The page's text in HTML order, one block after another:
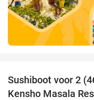
Sushiboot voor 2
Kensho Masala